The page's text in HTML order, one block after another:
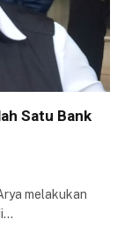
Satu Bank
melakukan